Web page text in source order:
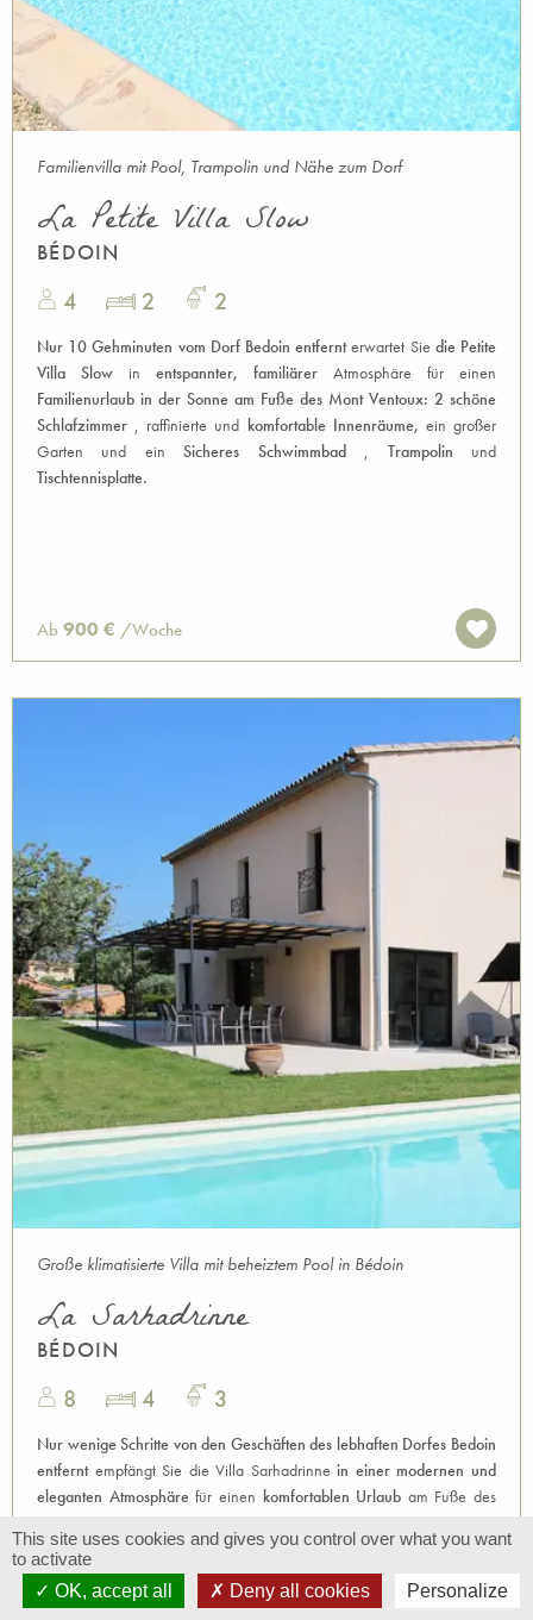
Familienvilla mit Pool, Trampolin und Nähe zum Dorf
La Petite Villa Slow
BÉDOIN
4 2 2
Nur 10 Gehminuten vom Dorf Bedoin entfernterwartet Sie die Petite
Villa Slow in entspannter, familiärer Atmosphäre für einen
Familienurlaub in der Sonne am Fuße des Mont Ventoux: 2 schöne
Schlafzimmer , raffinierte und komfortable Innenräume, ein großer
Garten und einSicheres Schwimmbad, Trampolin und
Tischtennisplatte.
Ab 900 € /Woche
Große klimatisierte Villa mit beheiztem Pool in Bédoin
La Sarhadrinne
BÉDOIN
8 4 3
Nur wenige Schritte von den Geschäften des lebhaften Dorfes Bedoin
entferntempfängt Sie die Villa Sarhadrinnein einer modernen und
eleganten Atmosphärefür einen komfortablen Urlaub am Fuße des
This site uses cookies and gives you control over what you want
to activate
OK, accept all
Deny all cookies Personalize